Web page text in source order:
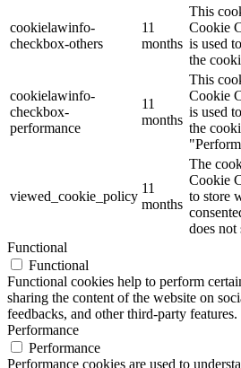
cookielawinfo-
checkbox-others
11
months
This
Cookie
is used
the
cookielawinfo-
checkbox-
performance
11
months
This
Cookie
is used
the
viewed_cookie_policy
11
months
The
Cookie
to store
does not
Functional
Functional
Functional cookies help to perform
sharing the content of the website on
feedbacks, and other third-party features.
Performance
Performance
Performance cookies are used to